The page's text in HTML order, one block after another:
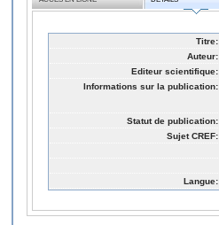
Titre:
Auteur:
Editeur scientifique:
Informations sur la publication:
Statut de publication:
Sujet CREF:
Langue: